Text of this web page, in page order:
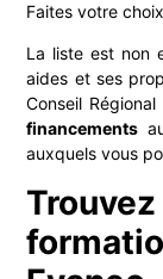
Faites votre
La liste est non
aides et ses
Conseil
financements
auxquels vous